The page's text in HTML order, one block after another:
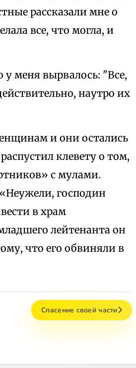
рассказали мне о
все, что могла, и
у меня вырвалось: "Все,
наутро их
и они остались
клевету о том,
с мулами.
господин
в храм
лейтенанта он
что его обвиняли в
Спасение своей части